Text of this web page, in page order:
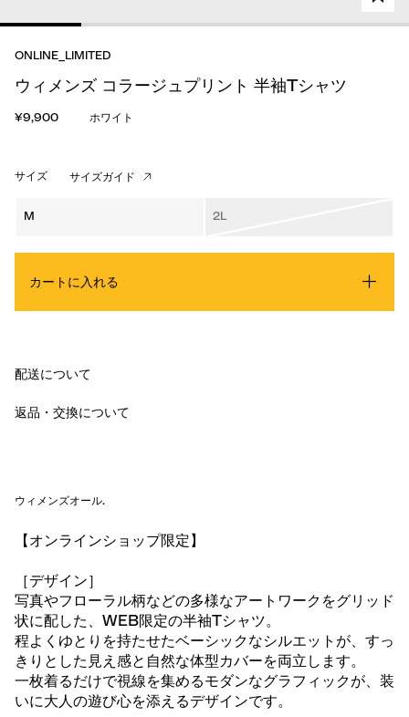
ONLINE_LIMITED
ウィメンズ コラージュプリント 半袖Tシャツ
¥9,900 ホワイト
サイズ サイズガイド
M 2L
カートに入れる
配送について
返品・交換について
ウィメンズオール.
【オンラインショップ限定】
［デザイン］
写真やフローラル柄などの多様なアートワークをグリッド
状に配した、WEB限定の半袖Tシャツ。
程よくゆとりを持たせたベーシックなシルエットが、すっ
きりとした見え感と自然な体型カバーを両立します。
一枚着るだけで視線を集めるモダンなグラフィックが、装
いに大人の遊び心を添えるデザインです。